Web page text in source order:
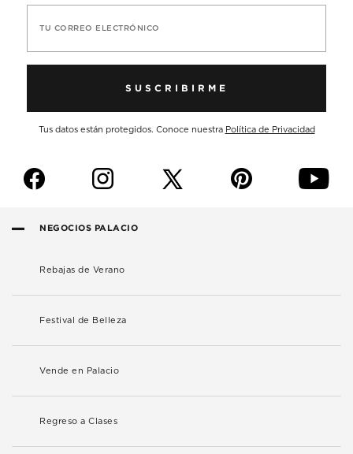
TU CORREO ELECTRÓNICO
SUSCRIBIRME
Tus datos están protegidos. Conoce nuestra Política de Privacidad
f i p y
NEGOCIOS PALACIO
Rebajas de Verano
Festival de Belleza
Vende en Palacio
Regreso a Clases